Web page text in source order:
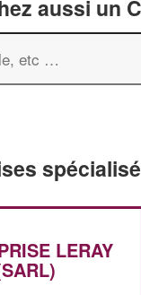
aussi un
LERAY